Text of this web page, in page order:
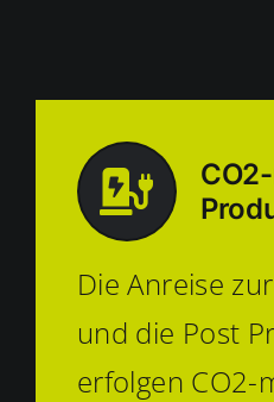
Die Anreise
und die Post
erfolgen CO2-